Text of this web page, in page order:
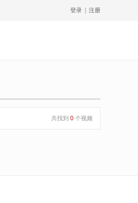
登录 注册
共找到 0 个视频